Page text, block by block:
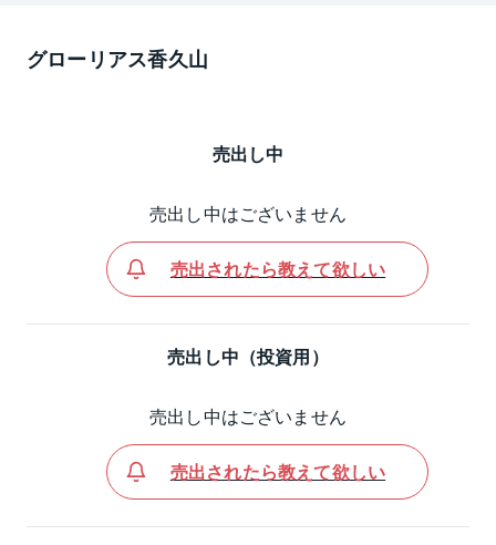
グローリアス香久山
売出し中
売出し中はございません
売出されたら教えて欲しい
売出し中（投資用）
売出し中はございません
売出されたら教えて欲しい